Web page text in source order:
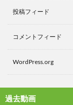
投稿フィード
コメントフィード
WordPress.org
過去動画